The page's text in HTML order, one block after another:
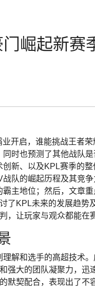
崛起新赛
业开启，谁能挑战王者
时也预测了其他战队
新、以及KPL赛季的
队的崛起历程及其竞
主地位；然后，文章
了KPL未来的发展趋势
，让玩家与观众都能在
解和选手的高超技术
强大的团队凝聚力，
默契配合，表现出了